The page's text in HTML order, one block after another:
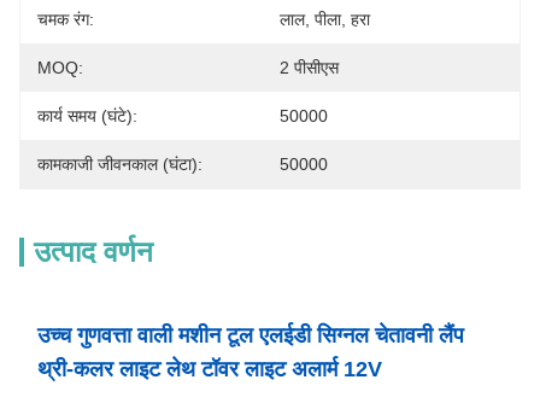
चमक रंग: लाल, पीला, हरा
MOQ: 2 पीसीएस
कार्य समय (घंटे): 50000
कामकाजी जीवनकाल (घंटा): 50000
उत्पाद वर्णन
उच्च गुणवत्ता वाली मशीन टूल एलईडी सिग्नल चेतावनी लैंप
थ्री-कलर लाइट लेथ टॉवर लाइट अलार्म 12V